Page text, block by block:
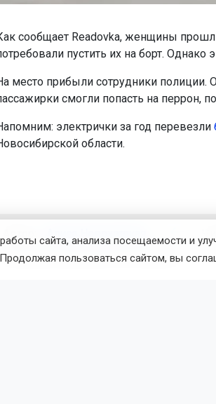
сообщает Readovka, женщины
пустить их на борт. Однако
место прибыли сотрудники
смогли попасть на перрон,
электрички за год перевезли
области.
Автор: Алиса Новохатская
Агентство новостей
ОТС-Горсайт
сайта, анализа посещаемости и
пользоваться сайтом, вы